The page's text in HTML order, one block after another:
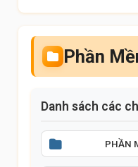
Phần
Danh sách các
PHẦN